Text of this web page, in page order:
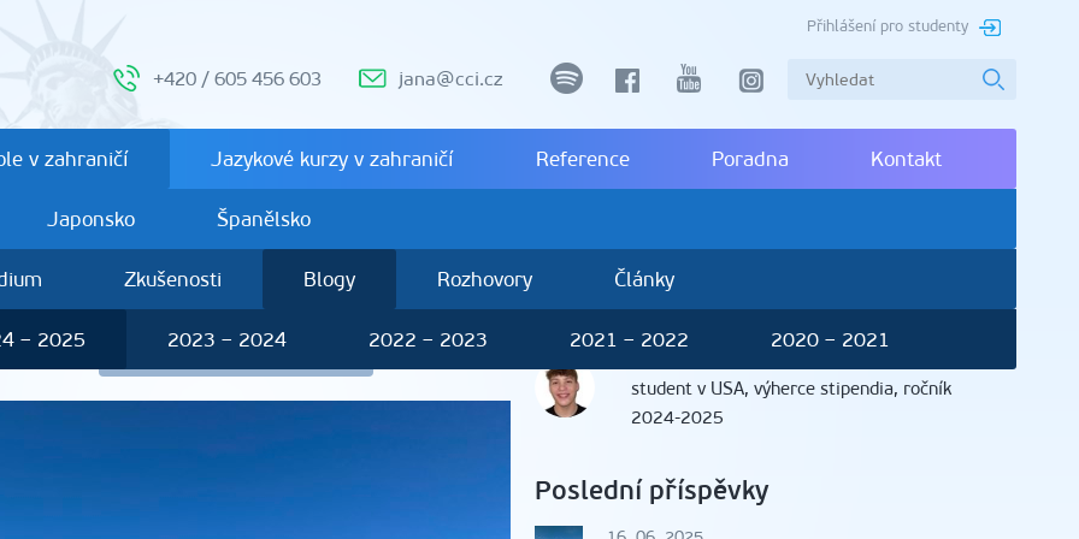
Přihlášení pro studenty
+420 / 605 456 603 jana@cci.cz spotify facebookyoutubeinstagram
v zahraničí Jazykové kurzy v zahraničí Reference Poradna Kontakt
Japonsko Španělsko
Zkušenosti Blogy Rozhovory Články
– 2025 2023 – 2024 2022 – 2023 2021 – 2022 2020 – 2021
Další studenti 2024 – 2025
student v USA, výherce stipendia, ročník
2024-2025
Poslední příspěvky